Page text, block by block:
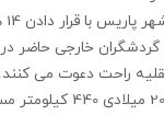
و گردشگران خارجی حاضر
راحت دعوت می‌ كنند.
این شهر تا پایان سال